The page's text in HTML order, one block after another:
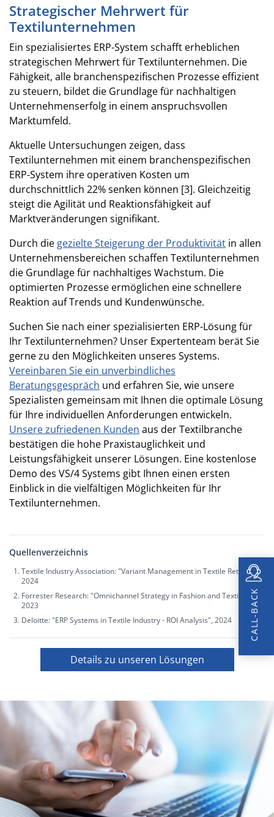
CALL-BACK
Strategischer Mehrwert für
Textilunternehmen
Ein spezialisiertes ERP-System schafft erheblichen
strategischen Mehrwert für Textilunternehmen. Die
Fähigkeit, alle branchenspezifischen Prozesse effizient
zu steuern, bildet die Grundlage für nachhaltigen
Unternehmenserfolg in einem anspruchsvollen
Marktumfeld.
Aktuelle Untersuchungen zeigen, dass
Textilunternehmen mit einem branchenspezifischen
ERP-System ihre operativen Kosten um
durchschnittlich 22% senken können [3]. Gleichzeitig
steigt die Agilität und Reaktionsfähigkeit auf
Marktveränderungen signifikant.
Durch die gezielte Steigerung der Produktivität in allen
Unternehmensbereichen schaffen Textilunternehmen
die Grundlage für nachhaltiges Wachstum. Die
optimierten Prozesse ermöglichen eine schnellere
Reaktion auf Trends und Kundenwünsche.
Suchen Sie nach einer spezialisierten ERP-Lösung für
Ihr Textilunternehmen? Unser Expertenteam berät Sie
gerne zu den Möglichkeiten unseres Systems.
Vereinbaren Sie ein unverbindliches
Beratungsgespräch und erfahren Sie, wie unsere
Spezialisten gemeinsam mit Ihnen die optimale Lösung
für Ihre individuellen Anforderungen entwickeln.
Unsere zufriedenen Kunden aus der Textilbranche
bestätigen die hohe Praxistauglichkeit und
Leistungsfähigkeit unserer Lösungen. Eine kostenlose
Demo des VS/4 Systems gibt Ihnen einen ersten
Einblick in die vielfältigen Möglichkeiten für Ihr
Textilunternehmen.
Quellenverzeichnis
Textile Industry Association: "Variant Management in Textile Retail",
2024
Forrester Research: "Omnichannel Strategy in Fashion and Textile",
2023
Deloitte: "ERP Systems in Textile Industry - ROI Analysis", 2024
Details zu unseren Lösungen